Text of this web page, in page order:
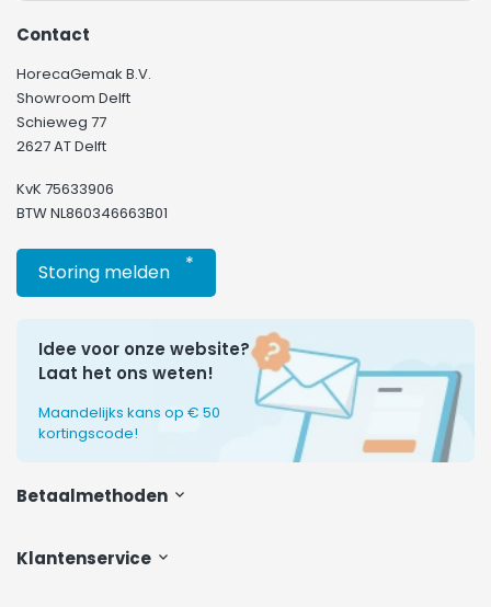
Klantenservice
Contact
HorecaGemak B.V.
Showroom Delft
Schieweg 77
2627 AT Delft
KvK 75633906
BTW NL860346663B01
Storing melden *
Idee voor onze website?
Laat het ons weten!
Maandelijks kans op € 50
kortingscode!
Betaalmethoden